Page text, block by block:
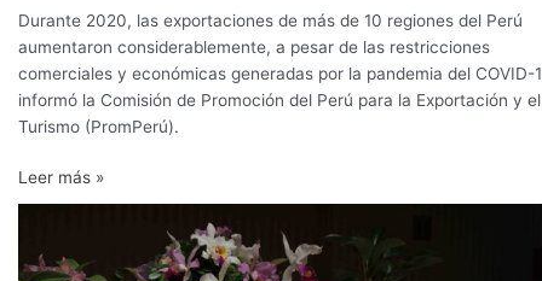
Durante 2020, las exportaciones de más de 10 regiones del Perú
aumentaron considerablemente, a pesar de las restricciones
comerciales y económicas generadas por la pandemia del COVID-
informó la Comisión de Promoción del Perú para la Exportación y el
Turismo (PromPerú).
10
regiones
Perú
aumentaron
exportaciones
Leer más »
sumaron